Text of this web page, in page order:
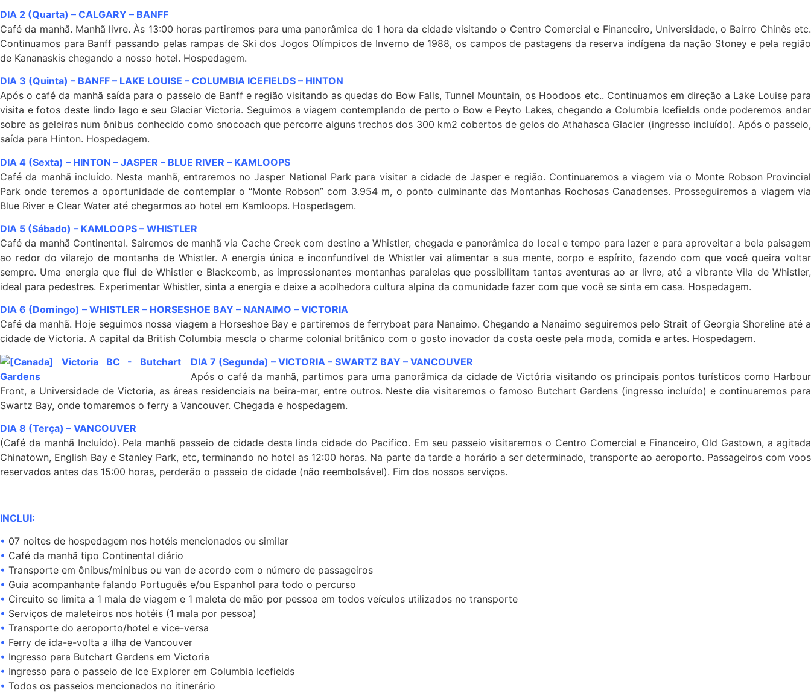
DIA 2 (Quarta) – CALGARY – BANFF
Café da manhã. Manhã livre. Às 13:00 horas partiremos para uma panorâmica de 1 hora da cidade visitando o Centro Comercial e Financeiro, Universidade, o Bairro Chinês etc.
Continuamos para Banff passando pelas rampas de Ski dos Jogos Olímpicos de Inverno de 1988, os campos de pastagens da reserva indígena da nação Stoney e pela região
de Kananaskis chegando a nosso hotel. Hospedagem.
DIA 3 (Quinta) – BANFF – LAKE LOUISE – COLUMBIA ICEFIELDS – HINTON
Após o café da manhã saída para o passeio de Banff e região visitando as quedas do Bow Falls, Tunnel Mountain, os Hoodoos etc.. Continuamos em direção a Lake Louise para
visita e fotos deste lindo lago e seu Glaciar Victoria. Seguimos a viagem contemplando de perto o Bow e Peyto Lakes, chegando a Columbia Icefields onde poderemos andar
sobre as geleiras num ônibus conhecido como snocoach que percorre alguns trechos dos 300 km2 cobertos de gelos do Athahasca Glacier (ingresso incluído). Após o passeio,
saída para Hinton. Hospedagem.
DIA 4 (Sexta) – HINTON – JASPER – BLUE RIVER – KAMLOOPS
Café da manhã incluído. Nesta manhã, entraremos no Jasper National Park para visitar a cidade de Jasper e região. Continuaremos a viagem via o Monte Robson Provincial
Park onde teremos a oportunidade de contemplar o “Monte Robson” com 3.954 m, o ponto culminante das Montanhas Rochosas Canadenses. Prosseguiremos a viagem via
Blue River e Clear Water até chegarmos ao hotel em Kamloops. Hospedagem.
DIA 5 (Sábado) – KAMLOOPS – WHISTLER
Café da manhã Continental. Sairemos de manhã via Cache Creek com destino a Whistler, chegada e panorâmica do local e tempo para lazer e para aproveitar a bela paisagem
ao redor do vilarejo de montanha de Whistler. A energia única e inconfundível de Whistler vai alimentar a sua mente, corpo e espírito, fazendo com que você queira voltar
sempre. Uma energia que flui de Whistler e Blackcomb, as impressionantes montanhas paralelas que possibilitam tantas aventuras ao ar livre, até a vibrante Vila de Whistler,
ideal para pedestres. Experimentar Whistler, sinta a energia e deixe a acolhedora cultura alpina da comunidade fazer com que você se sinta em casa. Hospedagem.
DIA 6 (Domingo) – WHISTLER – HORSESHOE BAY – NANAIMO – VICTORIA
Café da manhã. Hoje seguimos nossa viagem a Horseshoe Bay e partiremos de ferryboat para Nanaimo. Chegando a Nanaimo seguiremos pelo Strait of Georgia Shoreline até a
cidade de Victoria. A capital da British Columbia mescla o charme colonial britânico com o gosto inovador da costa oeste pela moda, comida e artes. Hospedagem.
DIA 7 (Segunda) – VICTORIA – SWARTZ BAY – VANCOUVER
Após o café da manhã, partimos para uma panorâmica da cidade de Victória visitando os principais pontos turísticos como Harbour
Front, a Universidade de Victoria, as áreas residenciais na beira-mar, entre outros. Neste dia visitaremos o famoso Butchart Gardens (ingresso incluído) e continuaremos para
Swartz Bay, onde tomaremos o ferry a Vancouver. Chegada e hospedagem.
DIA 8 (Terça) – VANCOUVER
(Café da manhã Incluído). Pela manhã passeio de cidade desta linda cidade do Pacifico. Em seu passeio visitaremos o Centro Comercial e Financeiro, Old Gastown, a agitada
Chinatown, English Bay e Stanley Park, etc, terminando no hotel as 12:00 horas. Na parte da tarde a horário a ser determinado, transporte ao aeroporto. Passageiros com voos
reservados antes das 15:00 horas, perderão o passeio de cidade (não reembolsável). Fim dos nossos serviços.
INCLUI:
• 07 noites de hospedagem nos hotéis mencionados ou similar
• Café da manhã tipo Continental diário
• Transporte em ônibus/minibus ou van de acordo com o número de passageiros
• Guia acompanhante falando Português e/ou Espanhol para todo o percurso
• Circuito se limita a 1 mala de viagem e 1 maleta de mão por pessoa em todos veículos utilizados no transporte
• Serviços de maleteiros nos hotéis (1 mala por pessoa)
• Transporte do aeroporto/hotel e vice-versa
• Ferry de ida-e-volta a ilha de Vancouver
• Ingresso para Butchart Gardens em Victoria
• Ingresso para o passeio de Ice Explorer em Columbia Icefields
• Todos os passeios mencionados no itinerário